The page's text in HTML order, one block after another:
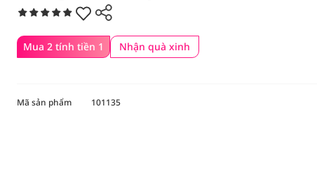
Mua 2 tính tiền 1 Nhận quà xinh
Mã sản phẩm 101135